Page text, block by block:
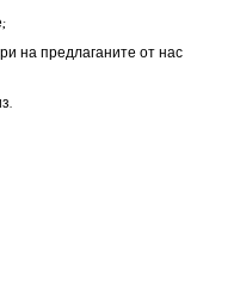
на предлаганите от нас